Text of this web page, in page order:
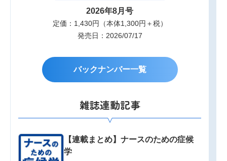
2026年8月号
定価：1,430円（本体1,300円＋税）
発売日：2026/07/17
バックナンバー一覧
雑誌連動記事
【連載まとめ】ナースのための症候
学